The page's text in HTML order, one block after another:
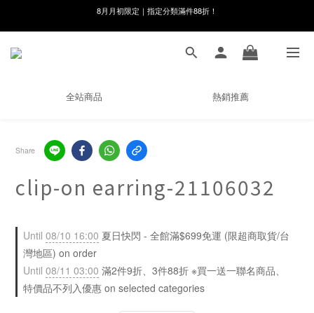
8月月初限定｜指定分類滿件88折！
線在，好事發生｜祈願新品 第2件享9折
🌸新會員限定🌸註冊送$100購物金
全站商品 熱銷推薦
Share
clip-on earring-21106032
Until 08/10 16:00 夏日快閃 - 全館滿$699免運 (限超商取貨/台
灣地區) on order
Until 08/11 03:00 滿2件9折、3件88折 ※買一送一聯名商品、
特價品不列入優惠 on selected categories